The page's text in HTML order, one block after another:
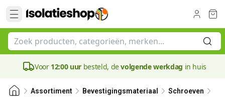
Voor 12:00 uur besteld, devolgende werkdag in huis
Assortiment Bevestigingsmateriaal
Schroeven